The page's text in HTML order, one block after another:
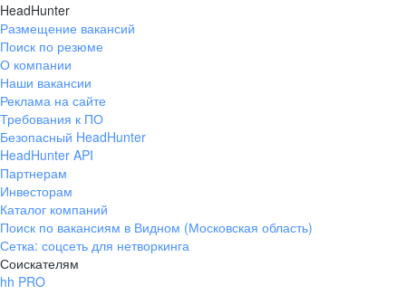
HeadHunter
Размещение вакансий
Поиск по резюме
О компании
Наши вакансии
Реклама на сайте
Требования к ПО
Безопасный HeadHunter
HeadHunter API
Партнерам
Инвесторам
Каталог компаний
Поиск по вакансиям в Видном (Московская область)
Сетка: соцсеть для нетворкинга
Соискателям
hh PRO